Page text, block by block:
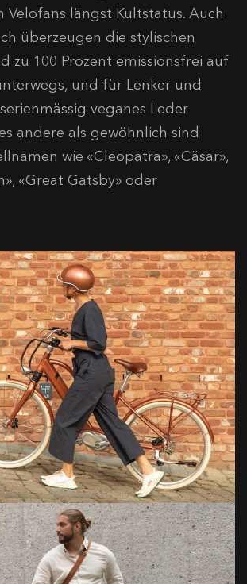
Velofans längst Kultstatus. Auch
überzeugen die stylischen
zu 100 Prozent emissionsfrei auf
und für Lenker und
veganes Leder
andere als gewöhnlich sind
wie «Cleopatra», «Cäsar»,
«Great Gatsby» oder